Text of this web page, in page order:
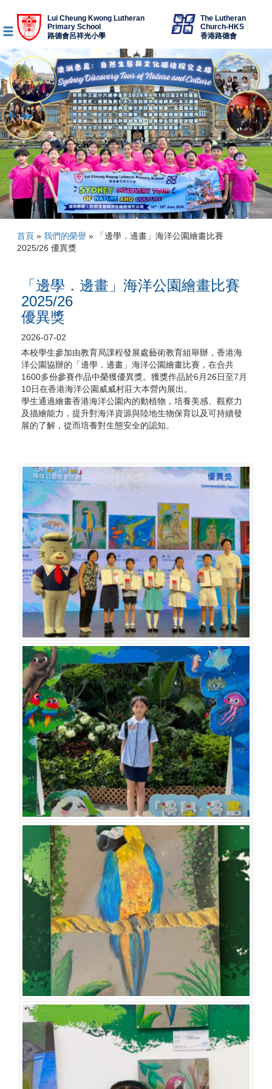
Lui Cheung Kwong Lutheran
Primary School
路德會呂祥光小學
The Lutheran
Church-HKS
香港路德會
首頁» 我們的榮譽»
「邊學．邊畫」海洋公園繪畫比賽
2025/26 優異獎
「邊學．邊畫」海洋公園繪畫比賽
2025/26
優異獎
2026-07-02
本校學生參加由教育局課程發展處藝術教育組舉辦，香港海
洋公園協辦的「邊學．邊畫」海洋公園繪畫比賽，在合共
1600多份參賽作品中榮獲優異獎。獲獎作品於6月26日至7月
10日在香港海洋公園威威村莊大本營內展出。
學生通過繪畫香港海洋公園內的動植物，培養美感、觀察力
及描繪能力，提升對海洋資源與陸地生物保育以及可持續發
展的了解，從而培養對生態安全的認知。